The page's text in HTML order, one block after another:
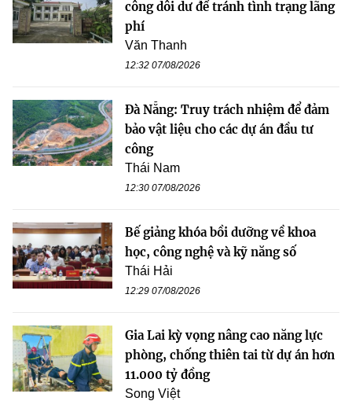
công dôi dư để tránh tình trạng lãng
phí
Văn Thanh
12:32 07/08/2026
Đà Nẵng: Truy trách nhiệm để đảm
bảo vật liệu cho các dự án đầu tư
công
Thái Nam
12:30 07/08/2026
Bế giảng khóa bồi dưỡng về khoa
học, công nghệ và kỹ năng số
Thái Hải
12:29 07/08/2026
Gia Lai kỳ vọng nâng cao năng lực
phòng, chống thiên tai từ dự án hơn
11.000 tỷ đồng
Song Việt